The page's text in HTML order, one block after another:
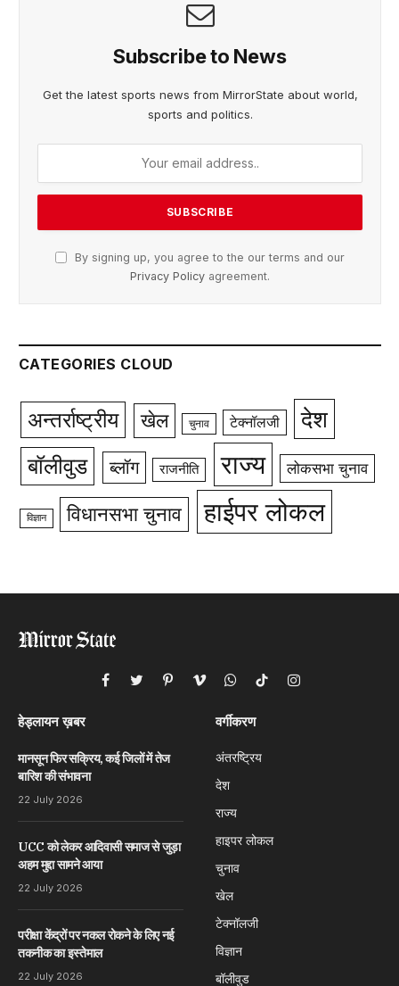
Subscribe to News
Get the latest sports news from MirrorState about world,
sports and politics.
By signing up, you agree to the our terms and our
Privacy Policy agreement.
CATEGORIES CLOUD
अन्तर्राष्ट्रीय खेल चुनाव टेक्नॉलजी देश
बॉलीवुड ब्लॉग राजनीति राज्य लोकसभा चुनाव
विज्ञान विधानसभा चुनाव हाईपर लोकल
Facebook
TwitterPinterestVimeoWhatsApp
TikTokInstagram
हेड्लायन ख़बर
मानसून फिर सक्रिय, कई जिलों में तेज
बारिश की संभावना
22 July 2026
UCC को लेकर आदिवासी समाज से जुड़ा
अहम मुद्दा सामने आया
22 July 2026
परीक्षा केंद्रों पर नकल रोकने के लिए नई
तकनीक का इस्तेमाल
22 July 2026
वर्गीकरण
अंतरष्ट्रिय
देश
राज्य
हाइपर लोकल
चुनाव
खेल
टेक्नॉलजी
विज्ञान
बॉलीवुड